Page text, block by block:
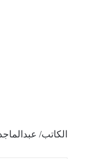
الكاتب/